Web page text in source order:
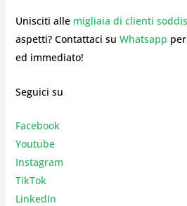
Unisciti alle migliaia di clienti
aspetti? Contattaci su Whatsapp
ed immediato!
Seguici su
Facebook
Youtube
Instagram
TikTok
LinkedIn